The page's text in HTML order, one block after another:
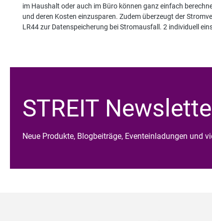
im Haushalt oder auch im Büro können ganz einfach
und deren Kosten einzusparen. Zudem überzeugt der
LR44 zur Datenspeicherung bei Stromausfall. 2 individuell
STREIT
Neue Produkte, Blogbeiträge, Eventeinladungen und